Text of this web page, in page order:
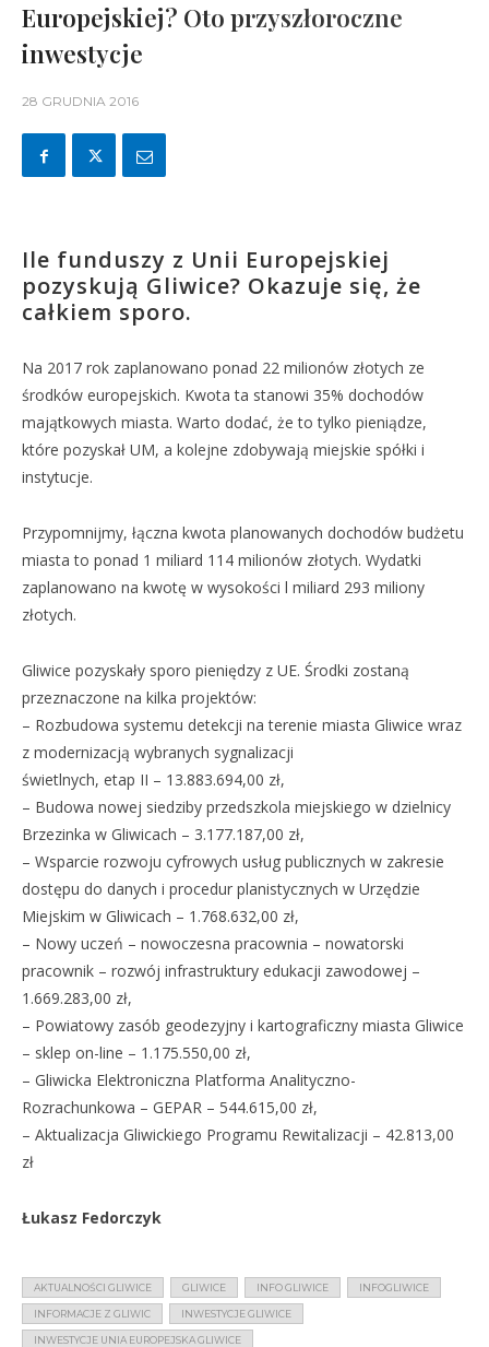
Europejskiej? Oto przyszłoroczne
inwestycje
28 GRUDNIA 2016
Ile funduszy z Unii Europejskiej
pozyskują Gliwice? Okazuje się, że
całkiem sporo.
Na 2017 rok zaplanowano ponad 22 milionów złotych ze
środków europejskich. Kwota ta stanowi 35% dochodów
majątkowych miasta. Warto dodać, że to tylko pieniądze,
które pozyskał UM, a kolejne zdobywają miejskie spółki i
instytucje.
Przypomnijmy, łączna kwota planowanych dochodów budżetu
miasta to ponad 1 miliard 114 milionów złotych. Wydatki
zaplanowano na kwotę w wysokości l miliard 293 miliony
złotych.
Gliwice pozyskały sporo pieniędzy z UE. Środki zostaną
przeznaczone na kilka projektów:
– Rozbudowa systemu detekcji na terenie miasta Gliwice wraz
z modernizacją wybranych sygnalizacji
świetlnych, etap II – 13.883.694,00 zł,
– Budowa nowej siedziby przedszkola miejskiego w dzielnicy
Brzezinka w Gliwicach – 3.177.187,00 zł,
– Wsparcie rozwoju cyfrowych usług publicznych w zakresie
dostępu do danych i procedur planistycznych w Urzędzie
Miejskim w Gliwicach – 1.768.632,00 zł,
– Nowy uczeń – nowoczesna pracownia – nowatorski
pracownik – rozwój infrastruktury edukacji zawodowej –
1.669.283,00 zł,
– Powiatowy zasób geodezyjny i kartograficzny miasta Gliwice
– sklep on-line – 1.175.550,00 zł,
– Gliwicka Elektroniczna Platforma Analityczno-
Rozrachunkowa – GEPAR – 544.615,00 zł,
– Aktualizacja Gliwickiego Programu Rewitalizacji – 42.813,00
zł
Łukasz Fedorczyk
AKTUALNOŚCI GLIWICE GLIWICE INFO GLIWICE INFOGLIWICE
INFORMACJE Z GLIWIC INWESTYCJE GLIWICE
INWESTYCJE UNIA EUROPEJSKA GLIWICE